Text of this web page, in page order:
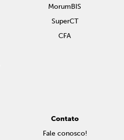
MorumBIS
SuperCT
CFA
Contato
Fale conosco!